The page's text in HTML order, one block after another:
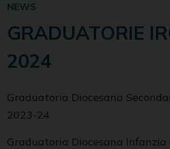
NEWS
GRADUATORIE
2024
Graduatoria Diocesana
2023-24
Graduatoria Diocesana